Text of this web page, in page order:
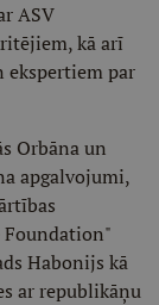
ASV
kā arī
par
Orbāna un
apgalvojumi,
Foundation"
Habonijs kā
ar republikāņu